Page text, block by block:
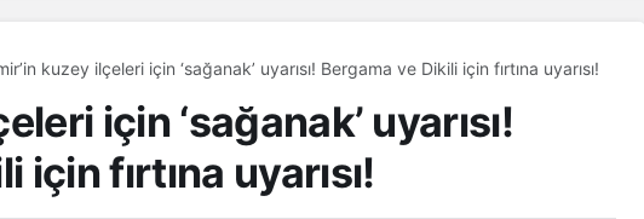
kuzey ilçeleri için ‘sağanak’ uyarısı! Bergama ve Dikili için fırtına uyarısı!
için ‘sağanak’ uyarısı!
fırtına uyarısı!